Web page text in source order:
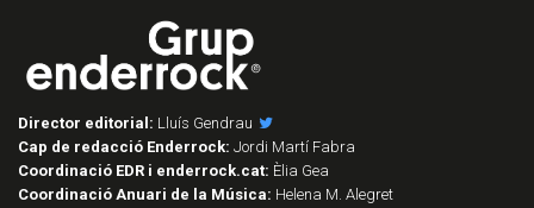
Director editorial: Lluís Gendrau
Cap de redacció Enderrock: Jordi Martí Fabra
Coordinació EDR i enderrock.cat: Èlia Gea
Coordinació Anuari de la Música: Helena M. Alegret